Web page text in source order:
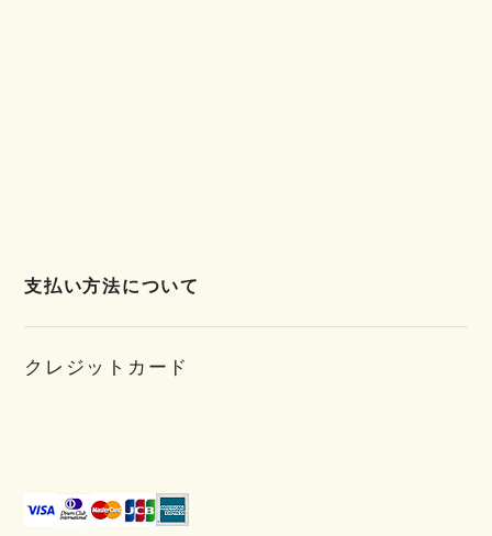
支払い方法について
クレジットカード